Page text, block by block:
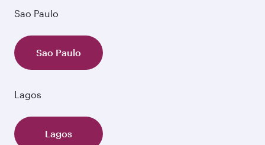
Sao Paulo
Sao Paulo
Lagos
Lagos